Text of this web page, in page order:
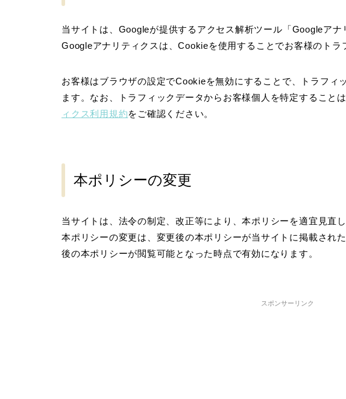
当サイトは、Googleが提供するアクセス解析ツール「Googleアナ
Googleアナリティクスは、Cookieを使用することでお客様のトラ
お客様はブラウザの設定でCookieを無効にすることで、トラフィ
ます。なお、トラフィックデータからお客様個人を特定すること
ィクス利用規約をご確認ください。
本ポリシーの変更
当サイトは、法令の制定、改正等により、本ポリシーを適宜見直
本ポリシーの変更は、変更後の本ポリシーが当サイトに掲載され
後の本ポリシーが閲覧可能となった時点で有効になります。
スポンサーリンク